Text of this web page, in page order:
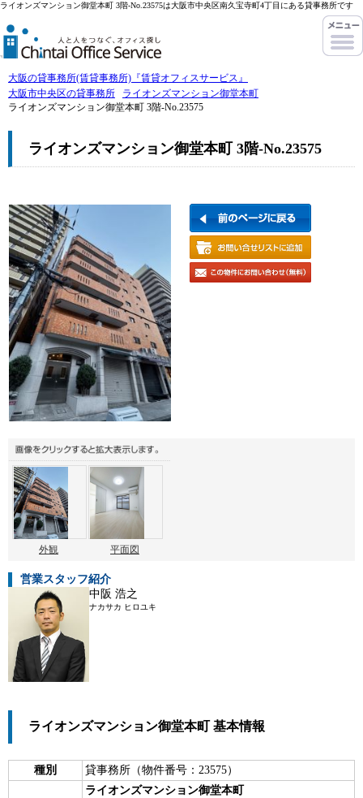
ライオンズマンション御堂本町 3階-No.23575は大阪市中央区南久宝寺町4丁目にある貸事務所です
大阪の貸事務所(賃貸事務所)『賃貸オフィスサービス』
大阪市中央区の貸事務所
ライオンズマンション御堂本町
ライオンズマンション御堂本町 3階-No.23575
ライオンズマンション御堂本町 3階-No.23575
外観 平面図
営業スタッフ紹介
中阪 浩之
ナカサカ ヒロユキ
ライオンズマンション御堂本町 基本情報
種別 貸事務所（物件番号：23575）
ライオンズマンション御堂本町